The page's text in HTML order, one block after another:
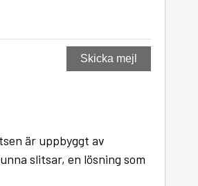
Skicka mejl
är uppbyggt av
slitsar, en lösning som